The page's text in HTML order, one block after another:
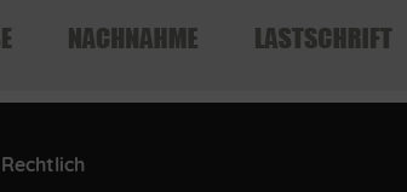
Rechtlich